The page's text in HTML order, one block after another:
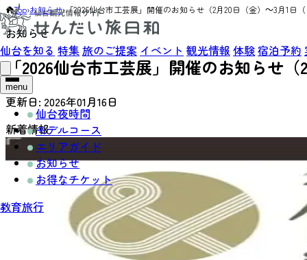
仙台を知る 特集旅のご提案 イベント 観光情報 体験宿泊予約
menu
仙台夜時間
モデルコース
エリアガイド
お知らせ
お得なチケット
教育旅行
Top›お知らせ›「2026仙台市工芸展」開催のお知らせ（2月20日（金）～3月1日
お知らせ
「2026仙台市工芸展」開催のお知らせ
更新日: 2026年01月16日
新着情報